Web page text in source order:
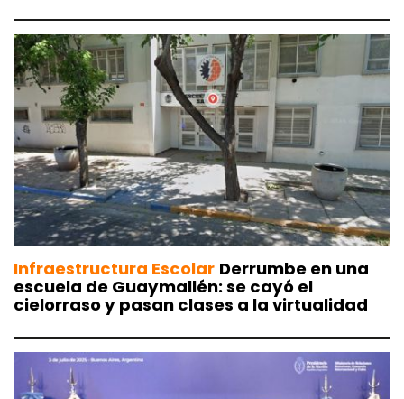
Infraestructura Escolar Derrumbe en una
escuela de Guaymallén: se cayó el
cielorraso y pasan clases a la virtualidad